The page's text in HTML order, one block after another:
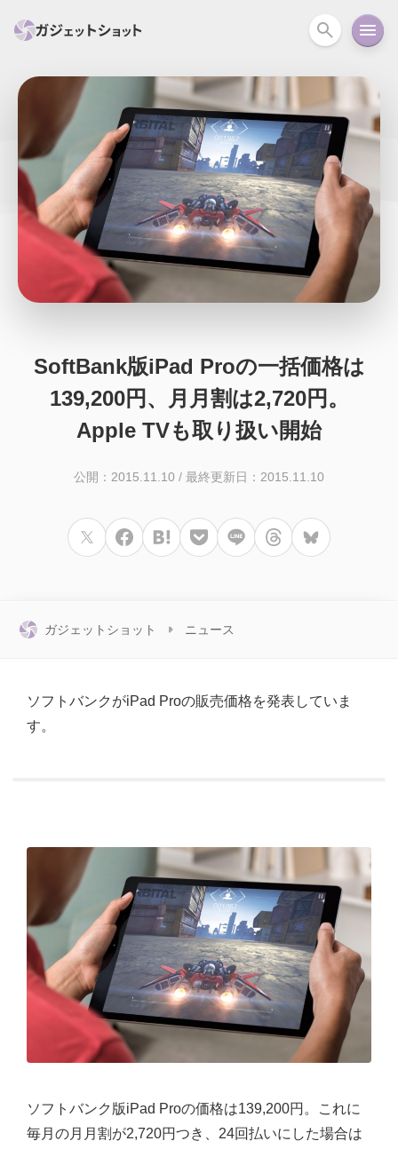
すべて スマホ PC関連 カメラ ウェアラ
セール情報 スマートホーム アクションカメラ カメラ
回線 iPhone iPad Mac Android コラム
ニュース オーディオ 周辺機器
SoftBank版iPad Proの一括価格は
139,200円、月月割は2,720円。
Apple TVも取り扱い開始
公開：2015.11.10 / 最終更新日：2015.11.10
ガジェットショット ニュース
ソフトバンクがiPad Proの販売価格を発表していま
す。
ソフトバンク版iPad Proの価格は139,200円。これに
毎月の月月割が2,720円つき、24回払いにした場合は